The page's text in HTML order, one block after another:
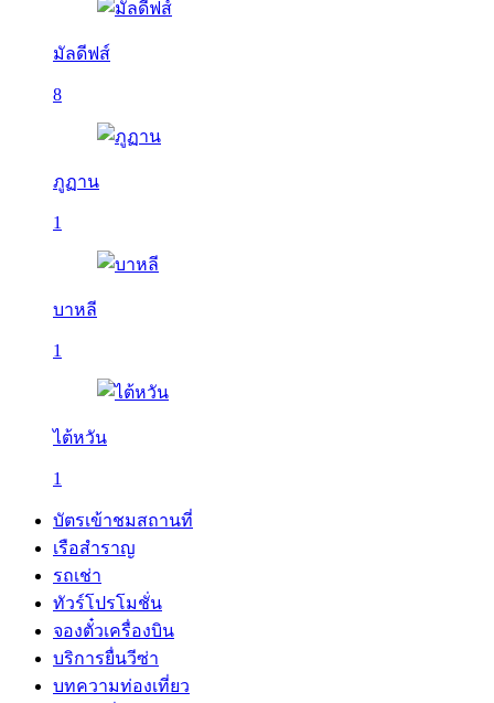
มัลดีฟส์
8
ภูฏาน
1
บาหลี
1
ไต้หวัน
1
บัตรเข้าชมสถานที่
เรือสำราญ
รถเช่า
ทัวร์โปรโมชั่น
จองตั๋วเครื่องบิน
บริการยื่นวีซ่า
บทความท่องเที่ยว